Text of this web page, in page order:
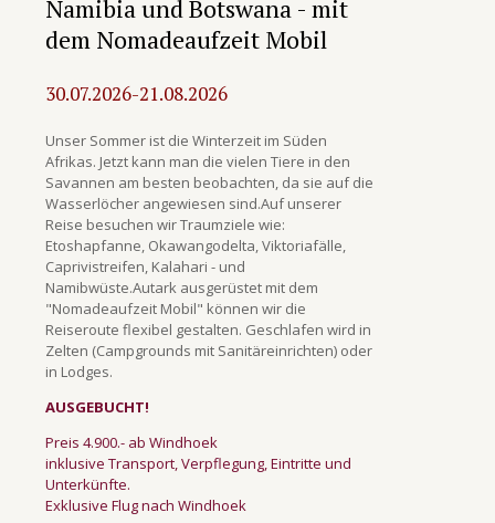
Namibia und Botswana - mit
dem Nomadeaufzeit Mobil
30.07.2026-21.08.2026
Unser Sommer ist die Winterzeit im Süden
Afrikas. Jetzt kann man die vielen Tiere in den
Savannen am besten beobachten, da sie auf die
Wasserlöcher angewiesen sind.Auf unserer
Reise besuchen wir Traumziele wie:
Etoshapfanne, Okawangodelta, Viktoriafälle,
Caprivistreifen, Kalahari - und
Namibwüste.Autark ausgerüstet mit dem
"Nomadeaufzeit Mobil" können wir die
Reiseroute flexibel gestalten. Geschlafen wird in
Zelten (Campgrounds mit Sanitäreinrichten) oder
in Lodges.
AUSGEBUCHT!
Preis 4.900.- ab Windhoek
inklusive Transport, Verpflegung, Eintritte und
Unterkünfte.
Exklusive Flug nach Windhoek